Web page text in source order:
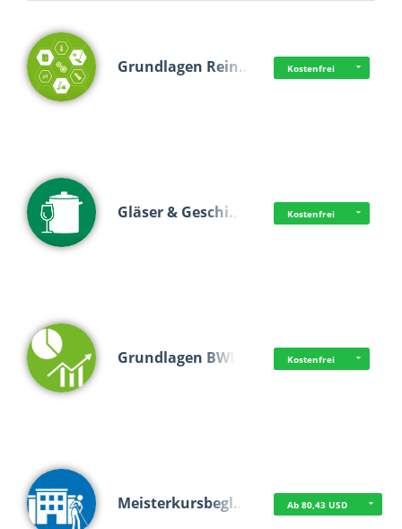
Grundlagen Rein… Kostenfrei
Gläser & Geschi… Kostenfrei
Grundlagen BWL Kostenfrei
Meisterkursbegl… Ab 80,43 USD